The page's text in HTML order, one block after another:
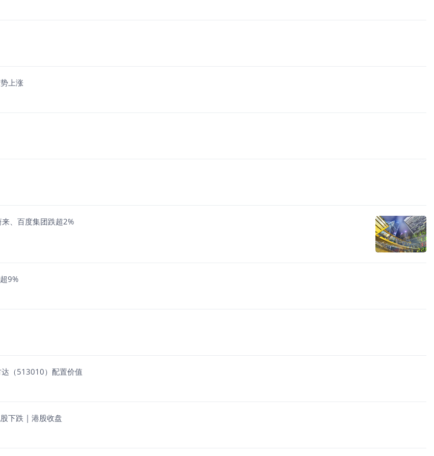
上涨
、百度集团跌超2%
9%
（513010）配置价值
下跌 | 港股收盘